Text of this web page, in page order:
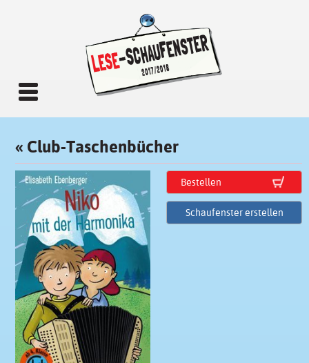
«Club-Taschenbücher
Bestellen
Schaufenster erstellen